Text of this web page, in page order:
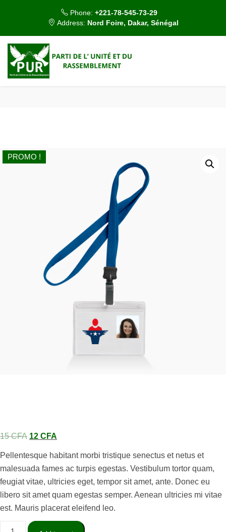
Phone: +221-78-545-73-29
Address: Nord Foire, Dakar, Sénégal
PROMO !
15 CFA 12 CFA
Pellentesque habitant morbi tristique senectus et netus et
malesuada fames ac turpis egestas. Vestibulum tortor quam,
feugiat vitae, ultricies eget, tempor sit amet, ante. Donec eu
libero sit amet quam egestas semper. Aenean ultricies mi vitae
est. Mauris placerat eleifend leo.